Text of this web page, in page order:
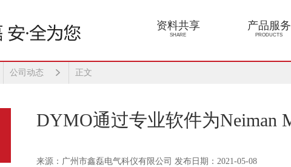
资料共享
SHARE
产品服务
PRODUCTS
公司动态 正文
来源：广州市鑫磊电气科仪有限公司 发布日期：2021-05-08